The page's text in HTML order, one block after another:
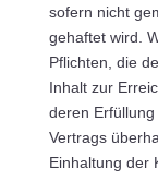
sofern nicht
gehaftet wird.
Pflichten, die
Inhalt zur
deren
Vertrags
Einhaltung der